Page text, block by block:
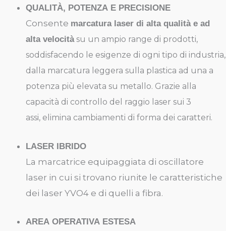
QUALITÀ, POTENZA E PRECISIONE
Consente marcaturalaser di alta qualità e ad
alta velocitàsu un ampio range di prodotti,
soddisfacendo le esigenze di ogni tipo di industria,
dalla marcatura leggera sulla plastica ad una a
potenza più elevata su metallo. Grazie alla
capacità di controllo del raggio laser sui 3
assi, elimina cambiamenti di forma dei caratteri.
LASER IBRIDO
La marcatrice equipaggiata di oscillatore
laser in cui si trovano riunite le caratteristiche
dei laser YVO4 e di quelli a fibra.
AREA OPERATIVA ESTESA